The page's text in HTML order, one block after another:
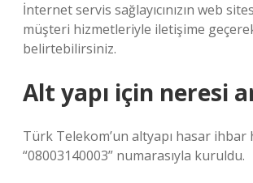
İnternet servis sağlayıcınızın web
müşteri hizmetleriyle iletişime
belirtebilirsiniz.
Alt yapı için neresi
Türk Telekom’un altyapı hasar ihbar
“08003140003” numarasıyla kuruldu.